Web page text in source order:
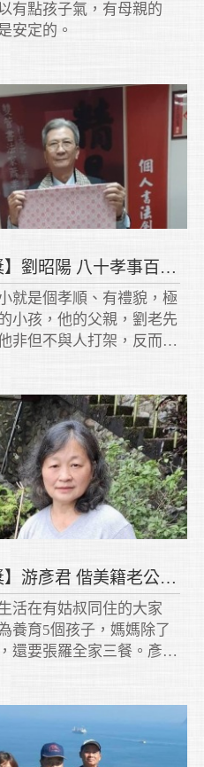
有點孩子氣，有母親的
安定的。
【尊親獎】劉昭陽 八十孝事百歲翁
就是個孝順、有禮貌，極
小孩，他的父親，劉老先
非但不與人打架，反而經
【尊親獎】游彥君 偕美籍老公行孝
活在有姑叔同住的大家
養育5個孩子，媽媽除了
還要張羅全家三餐。彥君